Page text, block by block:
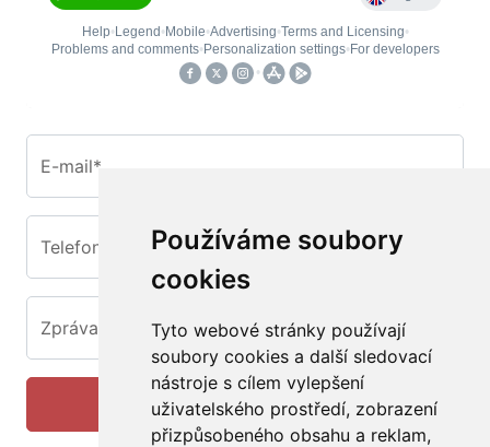
Používáme soubory
cookies
Tyto webové stránky používají
soubory cookies a další sledovací
nástroje s cílem vylepšení
uživatelského prostředí, zobrazení
přizpůsobeného obsahu a reklam,
E-mail*
Telefon
Zpráva*
Odeslat